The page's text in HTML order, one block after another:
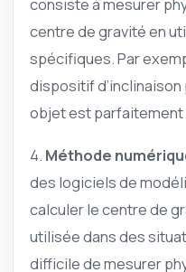
consiste à mesurer
centre de gravité en
spécifiques. Par
dispositif
objet est parfaitement
4. Méthode
des logiciels de
calculer le centre de
utilisée dans des
difficile de mesurer